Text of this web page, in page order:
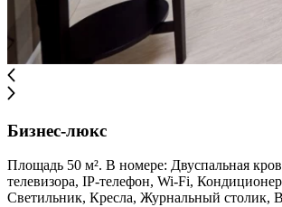
Бизнес-люкс
Площадь 50 м². В номере: Двуспальная
телевизора, IP-телефон, Wi-Fi,
Светильник, Кресла, Журнальный столик,